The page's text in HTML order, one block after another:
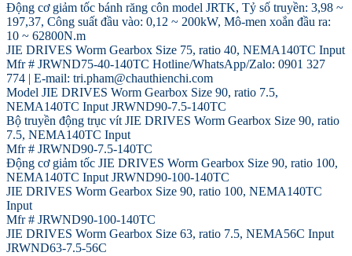
Động cơ giảm tốc bánh răng côn model JRTK, Tỷ số truyền: 3,98 ~
197,37, Công suất đầu vào: 0,12 ~ 200kW, Mô-men xoắn đầu ra:
10 ~ 62800N.m
JIE DRIVES Worm Gearbox Size 75, ratio 40, NEMA140TC Input
Mfr # JRWND75-40-140TC Hotline/WhatsApp/Zalo: 0901 327
774 | E-mail: tri.pham@chauthienchi.com
Model JIE DRIVES Worm Gearbox Size 90, ratio 7.5,
NEMA140TC Input JRWND90-7.5-140TC
Bộ truyền động trục vít JIE DRIVES Worm Gearbox Size 90, ratio
7.5, NEMA140TC Input
Mfr # JRWND90-7.5-140TC
Động cơ giảm tốc JIE DRIVES Worm Gearbox Size 90, ratio 100,
NEMA140TC Input JRWND90-100-140TC
JIE DRIVES Worm Gearbox Size 90, ratio 100, NEMA140TC
Input
Mfr # JRWND90-100-140TC
JIE DRIVES Worm Gearbox Size 63, ratio 7.5, NEMA56C Input
JRWND63-7.5-56C